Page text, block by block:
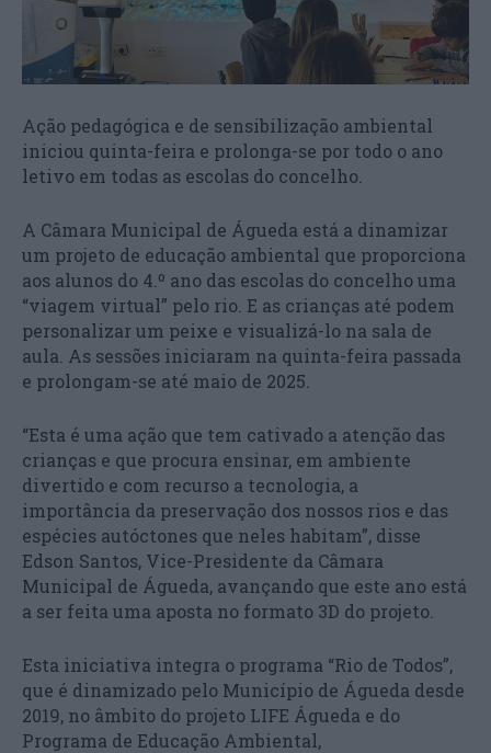
Ação pedagógica e de sensibilização ambiental
iniciou quinta-feira e prolonga-se por todo o ano
letivo em todas as escolas do concelho.
A Câmara Municipal de Águeda está a dinamizar
um projeto de educação ambiental que proporciona
aos alunos do 4.º ano das escolas do concelho uma
“viagem virtual” pelo rio. E as crianças até podem
personalizar um peixe e visualizá-lo na sala de
aula. As sessões iniciaram na quinta-feira passada
e prolongam-se até maio de 2025.
“Esta é uma ação que tem cativado a atenção das
crianças e que procura ensinar, em ambiente
divertido e com recurso a tecnologia, a
importância da preservação dos nossos rios e das
espécies autóctones que neles habitam”, disse
Edson Santos, Vice-Presidente da Câmara
Municipal de Águeda, avançando que este ano está
a ser feita uma aposta no formato 3D do projeto.
Esta iniciativa integra o programa “Rio de Todos”,
que é dinamizado pelo Município de Águeda desde
2019, no âmbito do projeto LIFE Águeda e do
Programa de Educação Ambiental,